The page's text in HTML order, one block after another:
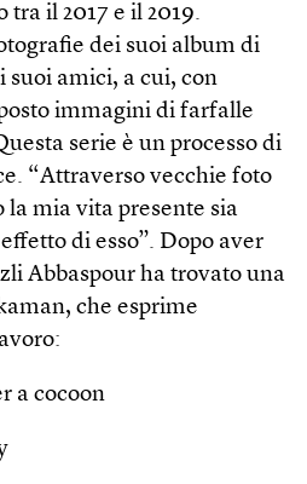
tra il 2017 e il 2019.
dei suoi album di
amici, a cui, con
immagini di farfalle
serie è un processo di
“Attraverso vecchie foto
la mia vita presente sia
di esso”. Dopo aver
Abbaspour ha trovato una
che esprime
a cocoon